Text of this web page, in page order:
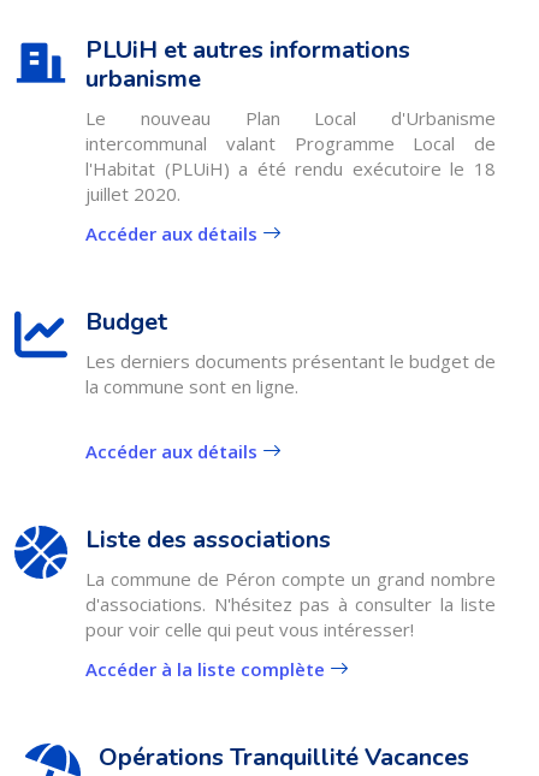
PLUiH et autres informations
urbanisme
Le nouveau Plan Local d'Urbanisme
intercommunal valant Programme Local de
l'Habitat (PLUiH) a été rendu exécutoire le 18
juillet 2020.
Accéder aux détails
Budget
Les derniers documents présentant le budget de
la commune sont en ligne.
Accéder aux détails
Liste des associations
La commune de Péron compte un grand nombre
d'associations. N'hésitez pas à consulter la liste
pour voir celle qui peut vous intéresser!
Accéder à la liste complète
Opérations Tranquillité Vacances